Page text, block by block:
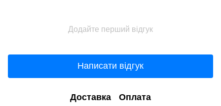
Додайте перший відгук
Написати відгук
Доставка Оплата